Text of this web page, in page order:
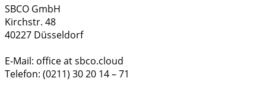
SBCO GmbH
Kirchstr. 48
40227 Düsseldorf
E-Mail: office at sbco.cloud
Telefon: (0211) 30 20 14 – 71